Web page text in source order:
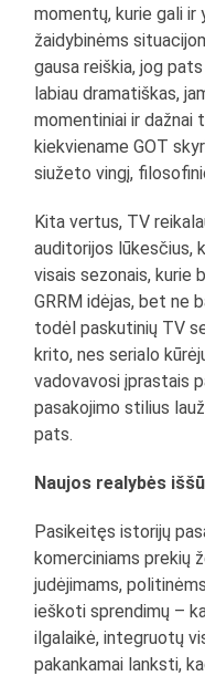
momentų, kurie gali ir
žaidybinėms
gausa reiškia, jog
labiau dramatiškas,
momentiniai ir dažnai
kiekviename GOT
siužeto vingį,
Kita vertus, TV
auditorijos lūkesčius,
visais sezonais, kurie
GRRM idėjas, bet ne
todėl paskutinių TV
krito, nes serialo
vadovavosi įprastais
pasakojimo stilius
pats.
Naujos realybės
Pasikeitęs istorijų
komerciniams prekių
judėjimams,
ieškoti sprendimų –
ilgalaikė, integruotų
pakankamai lanksti,